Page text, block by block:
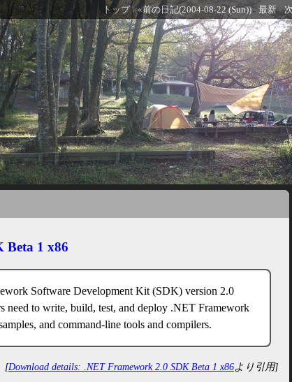
トップ «前の日記(2004-08-22 (Sun)) 最新
Beta 1 x86
Software Development Kit (SDK) version 2.0
need to write, build, test, and deploy .NET Framework
and command-line tools and compilers.
[Download details: .NET Framework 2.0 SDK Beta 1 x86より引用]